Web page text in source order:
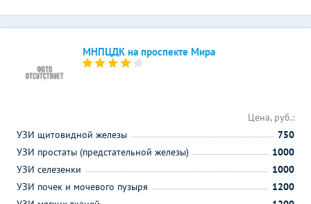
МНПЦДК на проспекте Мира
Цена, руб.:
УЗИ щитовидной железы
750
УЗИ простаты (предстательной железы)
1000
УЗИ селезенки
1000
УЗИ почек и мочевого пузыря
1200